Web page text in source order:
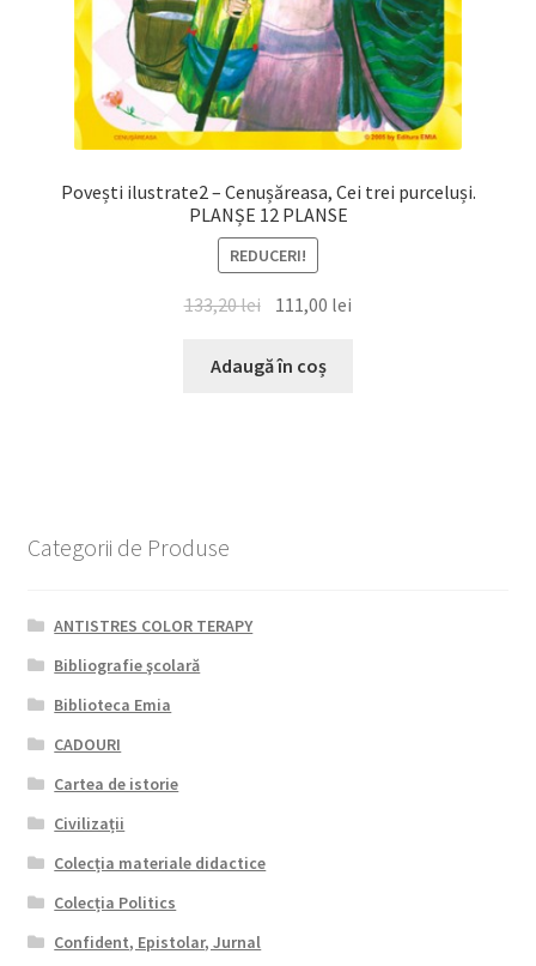
Povești ilustrate2 – Cenușăreasa, Cei trei purceluși.
PLANȘE 12 PLANSE
REDUCERI!
133,20lei Prețul
a
111,00 lei
Adaugă în coș
Categorii de Produse
ANTISTRES COLOR TERAPY
Bibliografie şcolară
Biblioteca Emia
CADOURI
Cartea de istorie
Civilizații
Colecția materiale didactice
Colecția Politics
Confident, Epistolar, Jurnal